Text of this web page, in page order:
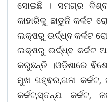
ସୋଇଛି । ସମଗ୍ର
କାହାରିକୁ ଛାଡୁନି କର୍କଟ
ଲକ୍ଷରୁ ଉର୍ଦ୍ଧ୍ବ କର୍କଟ
ଲକ୍ଷରୁ ଉର୍ଦ୍ଧ୍ବ କର୍କଟ
କରୁଛନ୍ତି ।ଓଡ଼ିଶାରେ
ମୁଖ ଗହ୍ଵର,ଗଳା କର୍କଟ,
କର୍କଟ,ସ୍ତନ୍ଯ କର୍କଟ,